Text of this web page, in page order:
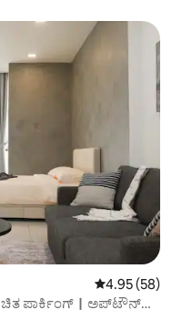
5 ರಲ್ಲಿ 4.95
4.95 (58)
ಪಾರ್ಕಿಂಗ್｜ಅಪ್‌ಟೌನ್｜